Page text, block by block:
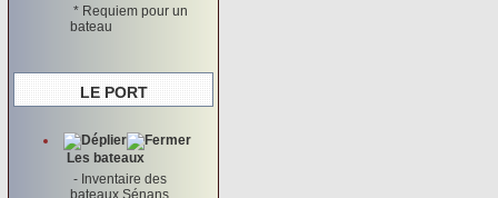
* Requiem pour un
bateau
LE PORT
Les bateaux
- Inventaire des
bateaux Sénans